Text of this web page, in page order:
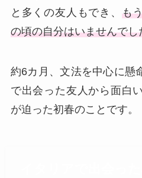
と多くの友人もでき、 も
の頃の自分はいませんでし
約6カ月、文法を中心に懸
で出会った友人から面白
が迫った初春のことです。